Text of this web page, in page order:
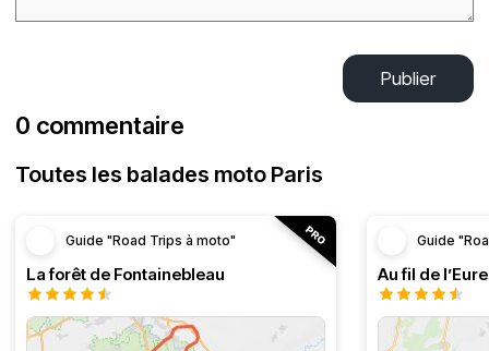
Publier
0 commentaire
Toutes les balades moto Paris
Guide "Road Trips à moto"
La forêt de Fontainebleau
Guide
Au fil de l’Eure